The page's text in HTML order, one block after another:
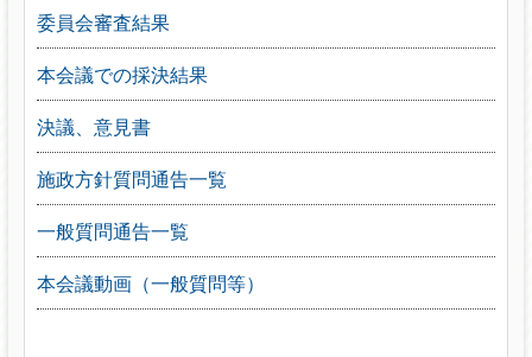
委員会審査結果
本会議での採決結果
決議、意見書
施政方針質問通告一覧
一般質問通告一覧
本会議動画（一般質問等）